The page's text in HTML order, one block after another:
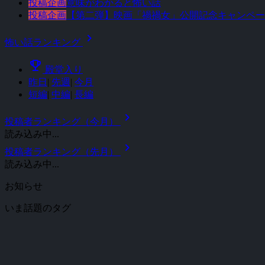
投稿企画意味がわかると怖い話
投稿企画 【第二弾】映画「禍禍女」公開記念キャンペ
怖い話ランキング
chevron_right
emoji_events 殿堂入り
昨日 | 先週 | 今月
短編| 中編| 長編
投稿者ランキング（今月） chevron_right
読み込み中...
投稿者ランキング（先月）
chevron_right
読み込み中...
お知らせ
いま話題のタグ